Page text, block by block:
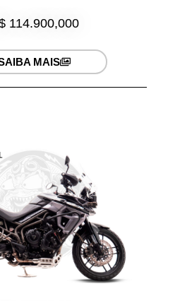
114.900,000
MAIS